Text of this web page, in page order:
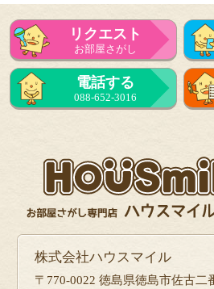
リクエスト
お部屋さがし
電話する
088-652-3016
株式会社ハウスマイル
〒770-0022 徳島県徳島市佐古二